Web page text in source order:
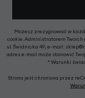
Możesz zrezygnować w
cookie. Administratorem Twoich
ul. Świdnicka 49; e-mail:
adres e-mail może stanowić
* Warunki
Strona jest chroniona przez